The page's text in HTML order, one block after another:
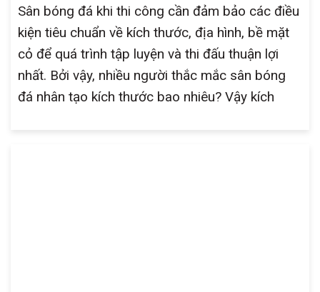
Sân bóng đá khi thi công cần đảm bảo các điều
kiện tiêu chuẩn về kích thước, địa hình, bề mặt
cỏ để quá trình tập luyện và thi đấu thuận lợi
nhất. Bởi vậy, nhiều người thắc mắc sân bóng
đá nhân tạo kích thước bao nhiêu? Vậy kích